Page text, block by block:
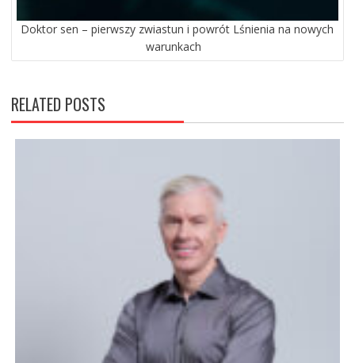
Doktor sen – pierwszy zwiastun i powrót Lśnienia na nowych
warunkach
RELATED POSTS